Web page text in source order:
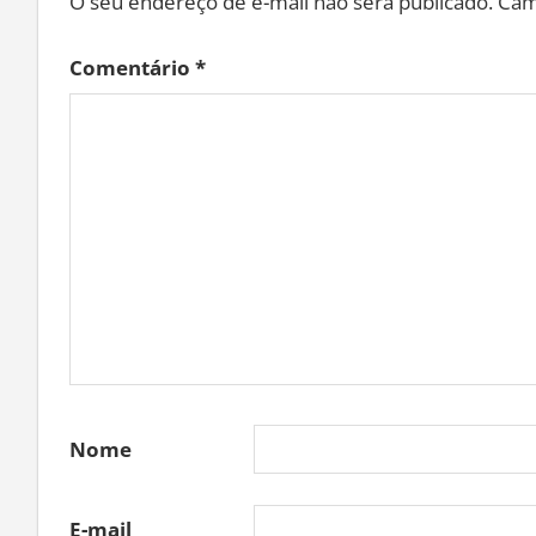
O seu endereço de e-mail não será publicado.
Comentário
Nome